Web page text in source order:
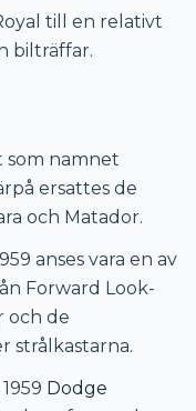
till en relativt
bilträffar.
som namnet
ersattes de
och Matador.
anses vara en av
Forward Look-
och de
strålkastarna.
Dodge